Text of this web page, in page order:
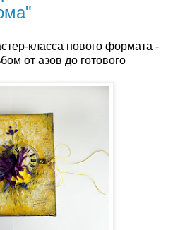
класса нового формата -
от азов до готового